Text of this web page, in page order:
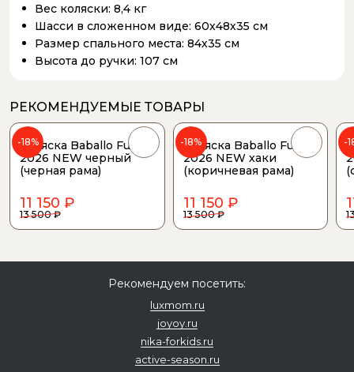
Вес коляски: 8,4 кг
Шасси в сложенном виде: 60х48х35 см
Размер спального места: 84х35 см
Высота до ручки: 107 см
РЕКОМЕНДУЕМЫЕ ТОВАРЫ
-18%
Коляска Baballo Future
2026 NEW черный
(черная рама)
11 150 ₽
13 500 ₽
-18%
Коляска Baballo Future
2026 NEW хаки
(коричневая рама)
11 150 ₽
13 500 ₽
-
Рекомендуем посетить:
luxmom.ru
joyoy.ru
nika-forkids.ru
active-season.ru